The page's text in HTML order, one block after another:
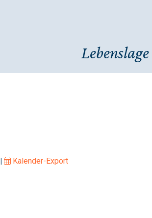
Lebenslage
Kalender-Export